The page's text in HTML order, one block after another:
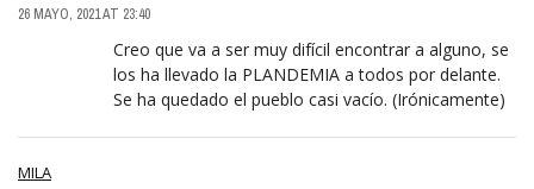
26 MAYO, 2021 AT 23:40
Creo que va a ser muy difícil encontrar a alguno, se
los ha llevado la PLANDEMIA a todos por delante.
Se ha quedado el pueblo casi vacío. (Irónicamente)
MILA